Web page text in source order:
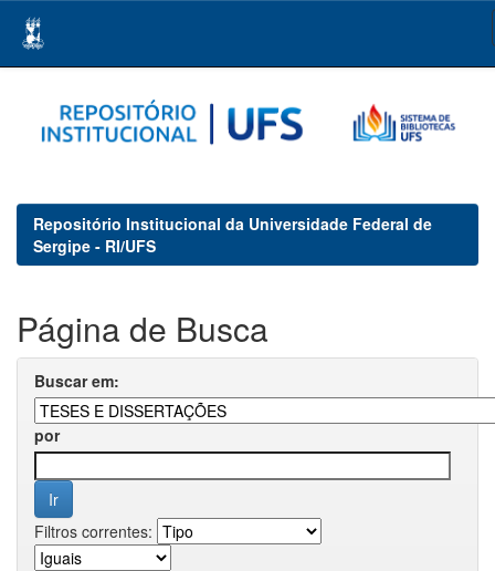
navigation
Repositório Institucional da Universidade Federal de
Sergipe - RI/UFS
Página de Busca
Buscar em:
por
Filtros correntes: